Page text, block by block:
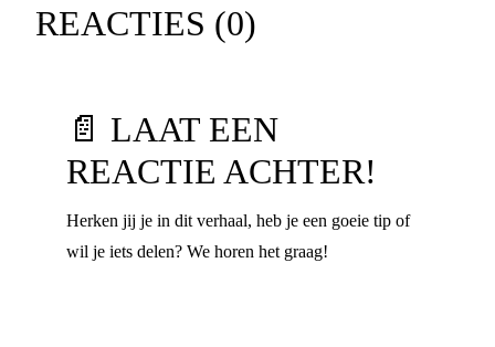
REACTIES (0)
📄 LAAT EEN
REACTIE ACHTER!
Herken jij je in dit verhaal, heb je een goeie tip of
wil je iets delen? We horen het graag!